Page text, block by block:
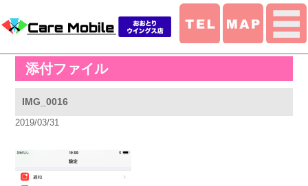
添付ファイル
IMG_0016
2019/03/31